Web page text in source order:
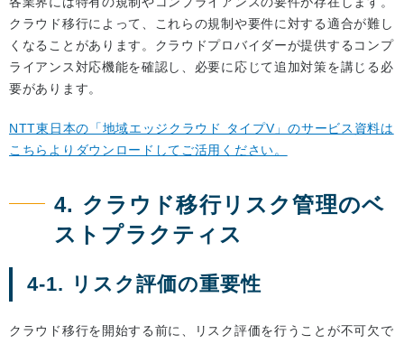
クラウド移行によって、これらの規制や要件に対する適合が難し
くなることがあります。クラウドプロバイダーが提供するコンプ
ライアンス対応機能を確認し、必要に応じて追加対策を講じる必
要があります。
NTT東日本の「地域エッジクラウド タイプV」のサービス資料は
こちらよりダウンロードしてご活用ください。
4. クラウド移行リスク管理のベ
ストプラクティス
4-1. リスク評価の重要性
クラウド移行を開始する前に、リスク評価を行うことが不可欠で